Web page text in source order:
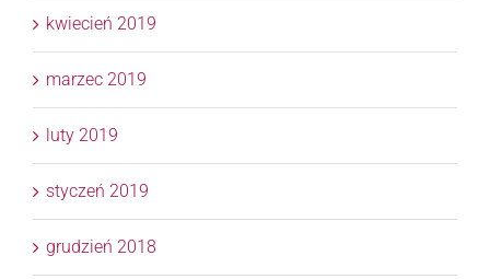
kwiecień 2019
marzec 2019
luty 2019
styczeń 2019
grudzień 2018